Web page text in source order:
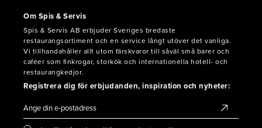
Om Spis & Servis
Spis & Servis AB erbjuder Sveriges bredaste
restaurangsortiment och en service långt utöver det vanliga.
Vi tillhandahåller allt utom färskvaror till såväl små barer och
caféer som finkrogar, storkök och internationella hotell- och
restaurangkedjor.
Registrera dig för erbjudanden, inspiration och nyheter: